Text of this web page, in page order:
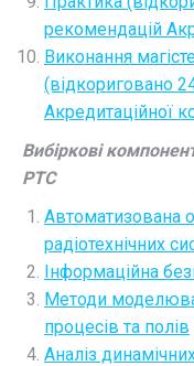
рекомендацій
Виконання
(відкориговано
Акредитаційної
Вибіркові
РТС
Автоматизована
радіотехнічних
Інформаційна
Методи
процесів та полів
Аналіз